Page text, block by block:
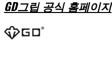
GD그립 공식 홈페이지